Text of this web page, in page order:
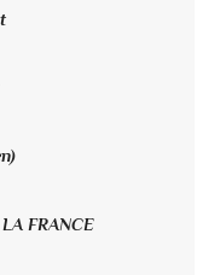
FRANCE